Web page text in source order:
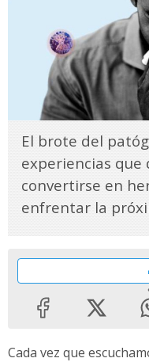
El brote del
experiencias que
convertirse en
enfrentar la
Cada vez que